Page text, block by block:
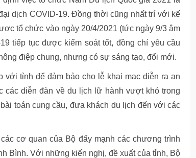
dịch COVID-19. Đồng thời cũng nhất trí với kế
tổ chức vào ngày 20/4/2021 (tức ngày 9/3 âm
tiếp tục được kiểm soát tốt, đồng chí yêu cầu
điệp chung, nhưng có sự sáng tạo, đổi mới.
tỉnh để đảm bảo cho lễ khai mạc diễn ra an
các diễn đàn về du lịch lữ hành vượt khó trong
toán cung cầu, đưa khách du lịch đến với các
cơ quan của Bộ đẩy mạnh các chương trình
Bình. Với những kiến nghị, đề xuất của tỉnh, Bộ